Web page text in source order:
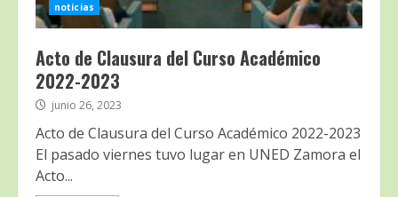
noticias
Acto de Clausura del Curso Académico
2022-2023
junio 26, 2023
Acto de Clausura del Curso Académico 2022-2023
El pasado viernes tuvo lugar en UNED Zamora el
Acto...